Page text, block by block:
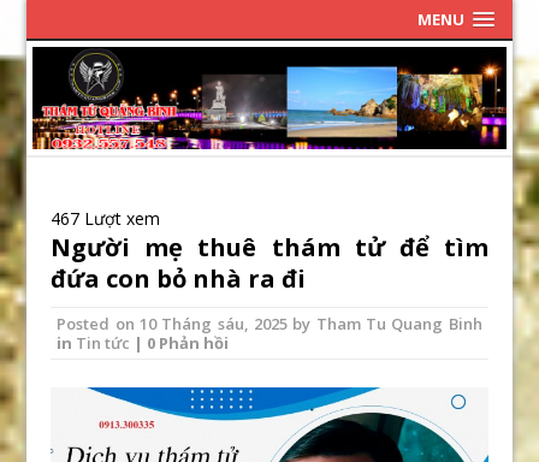
MENU
467 Lượt xem
Người mẹ thuê thám tử để tìm
đứa con bỏ nhà ra đi
Posted on 10 Tháng sáu, 2025 by Tham Tu Quang Binh
in Tin tức | 0 Phản hồi